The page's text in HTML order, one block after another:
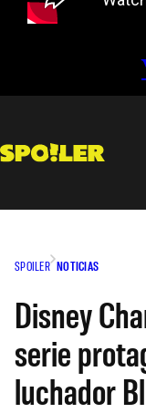
SPOILER NOTICIAS
Disney
serie
luchador